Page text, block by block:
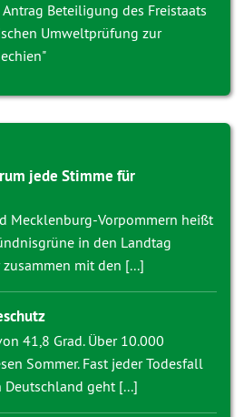
Beteiligung des Freistaats
Umweltprüfung zur
jede Stimme für
Mecklenburg-Vorpommern heißt
in den Landtag
mit den [...]
41,8 Grad. Über 10.000
Sommer. Fast jeder Todesfall
geht [...]